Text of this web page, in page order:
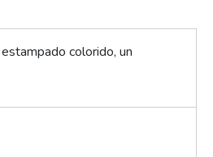
colorido, un